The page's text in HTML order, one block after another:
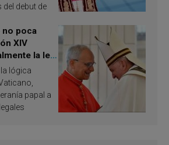
debut de
no poca
XIV
la ley
Francisco
lógica
papal a